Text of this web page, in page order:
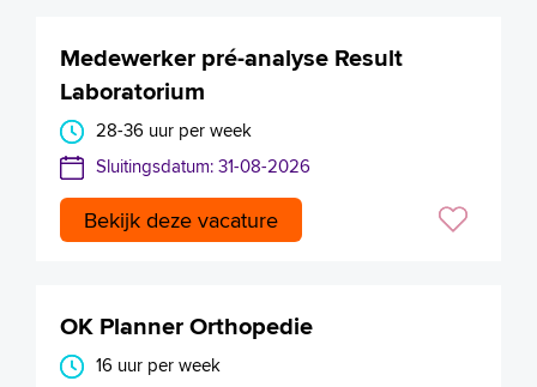
Medewerker pré-analyse Result
Laboratorium
28-36 uur per week
Sluitingsdatum: 31-08-2026
Bekijk deze vacature
OK Planner Orthopedie
16 uur per week